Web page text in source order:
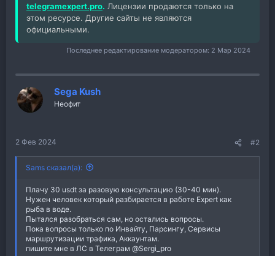
telegramexpert.pro. Лицензии продаются только на
этом ресурсе. Другие сайты не являются
официальными.
Последнее редактирование модератором: 2 Мар 2024
Sega Kush
Неофит
2 Фев 2024 #2
Sams сказал(а):
Плачу 30 usdt за разовую консультацию (30-40 мин).
Нужен человек который разбирается в работе Expert как
рыба в воде.
Пытался разобраться сам, но остались вопросы.
Пока вопросы только по Инвайту, Парсингу, Сервисы
маршрутизации трафика, Аккаунтам.
пишите мне в ЛС в Телеграм @Sergi_pro